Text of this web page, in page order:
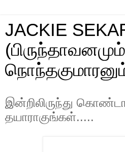
JACKIE
(பிருந்தாவனமும்
இன்றிலிருந்து
தயாராகுங்கள்.....